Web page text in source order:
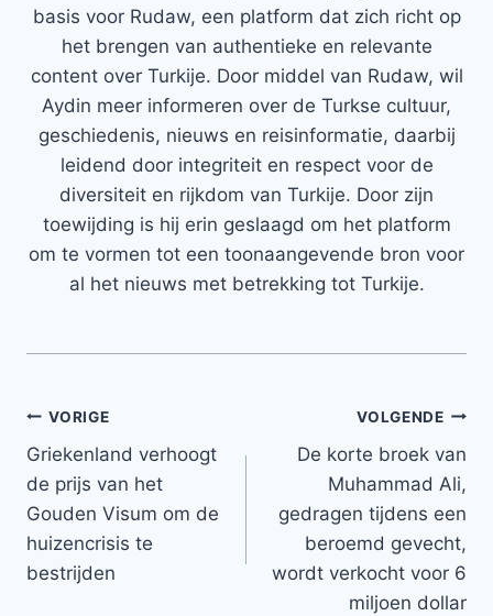
basis voor Rudaw, een platform dat zich richt op
het brengen van authentieke en relevante
content over Turkije. Door middel van Rudaw, wil
Aydin meer informeren over de Turkse cultuur,
geschiedenis, nieuws en reisinformatie, daarbij
leidend door integriteit en respect voor de
diversiteit en rijkdom van Turkije. Door zijn
toewijding is hij erin geslaagd om het platform
om te vormen tot een toonaangevende bron voor
al het nieuws met betrekking tot Turkije.
Bericht
navigatie
VORIGE
Griekenland verhoogt
de prijs van het
Gouden Visum om de
huizencrisis te
bestrijden
VOLGENDE
De korte broek van
Muhammad Ali,
gedragen tijdens een
beroemd gevecht,
wordt verkocht voor 6
miljoen dollar